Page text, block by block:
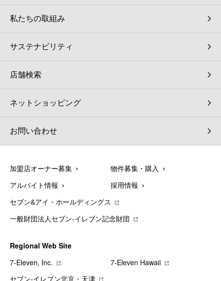
パウダースペース ラブン（店舗限定）
ソフトバンクギフト
私たちの取組み
サステナビリティ
店舗検索
ネットショッピング
お問い合わせ
加盟店オーナー募集 物件募集・購入
アルバイト情報 採用情報
セブン&アイ・ホールディングス
一般財団法人セブン-イレブン記念財団
Regional Web Site
7‐Eleven, Inc.
7‐Eleven Hawaii
セブン‐イレブン北京・天津